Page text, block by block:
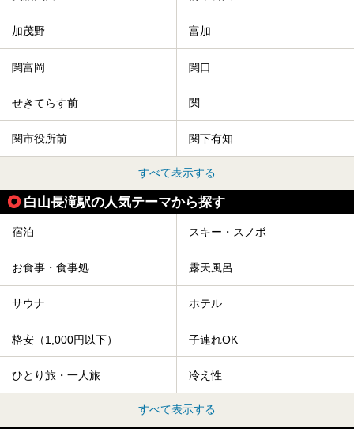
加茂野 富加
関富岡 関口
せきてらす前 関
関市役所前 関下有知
すべて表示する
白山長滝駅の人気テーマから探す
宿泊 スキー・スノボ
お食事・食事処 露天風呂
サウナ ホテル
格安（1,000円以下） 子連れOK
ひとり旅・一人旅 冷え性
すべて表示する